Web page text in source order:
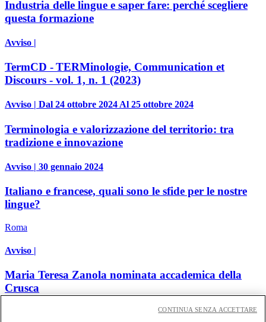
Industria delle lingue e saper fare: perché scegliere
questa formazione
Avviso |
TermCD - TERMinologie, Communication et
Discours - vol. 1, n. 1 (2023)
Avviso | Dal 24 ottobre 2024 Al 25 ottobre 2024
Terminologia e valorizzazione del territorio: tra
tradizione e innovazione
Avviso | 30 gennaio 2024
Italiano e francese, quali sono le sfide per le nostre
lingue?
Roma
Avviso |
Maria Teresa Zanola nominata accademica della
Crusca
CONTINUA SENZA ACCETTARE